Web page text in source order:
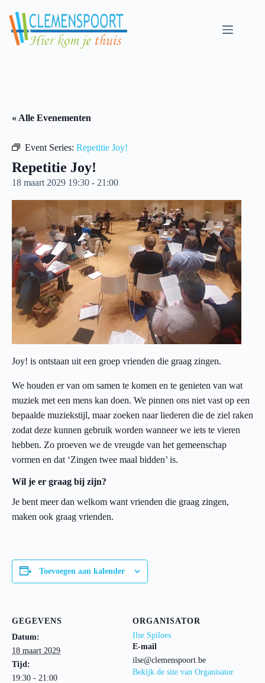
content
« Alle Evenementen
Event Series: Repetitie Joy!
Repetitie Joy!
18 maart 2029 19:30 - 21:00
Joy! is ontstaan uit een groep vrienden die graag zingen.
We houden er van om samen te komen en te genieten van wat
muziek met een mens kan doen. We pinnen ons niet vast op een
bepaalde muziekstijl, maar zoeken naar liederen die de ziel raken
zodat deze kunnen gebruik worden wanneer we iets te vieren
hebben. Zo proeven we de vreugde van het gemeenschap
vormen en dat ‘Zingen twee maal bidden’ is.
Wil je er graag bij zijn?
Je bent meer dan welkom want vrienden die graag zingen,
maken ook graag vrienden.
Toevoegen aan kalender
GEGEVENS
Datum:
18 maart 2029
Tijd:
19:30 - 21:00
ORGANISATOR
Ilse Spiloes
E-mail
ilse@clemenspoort.be
Bekijk de site van Organisator